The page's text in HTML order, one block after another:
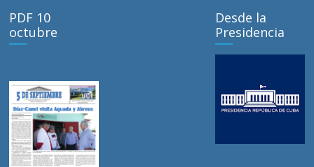
PDF 10
octubre
Desde la
Presidencia